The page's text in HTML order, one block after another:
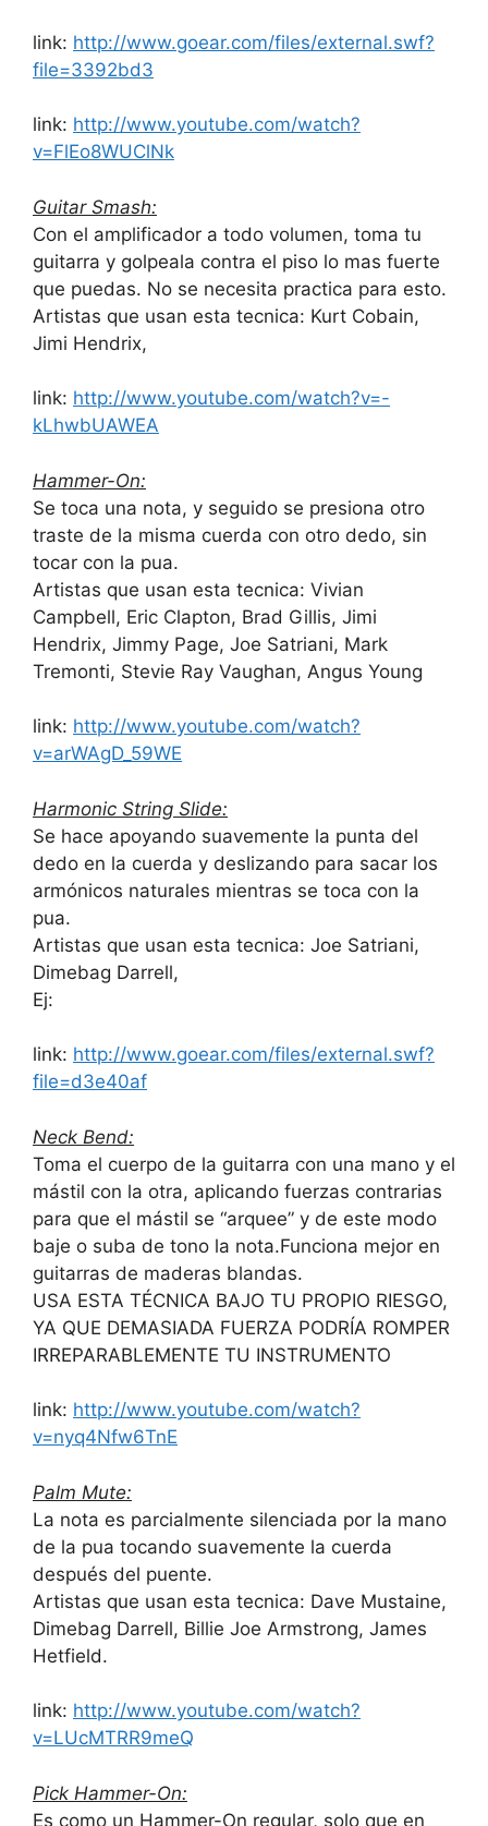
link: http://www.goear.com/files/external.swf?
file=3392bd3
link: http://www.youtube.com/watch?
v=FlEo8WUClNk
Guitar Smash:
Con el amplificador a todo volumen, toma tu
guitarra y golpeala contra el piso lo mas fuerte
que puedas. No se necesita practica para esto.
Artistas que usan esta tecnica: Kurt Cobain,
Jimi Hendrix,
link: http://www.youtube.com/watch?v=-
kLhwbUAWEA
Hammer-On:
Se toca una nota, y seguido se presiona otro
traste de la misma cuerda con otro dedo, sin
tocar con la pua.
Artistas que usan esta tecnica: Vivian
Campbell, Eric Clapton, Brad Gillis, Jimi
Hendrix, Jimmy Page, Joe Satriani, Mark
Tremonti, Stevie Ray Vaughan, Angus Young
link: http://www.youtube.com/watch?
v=arWAgD_59WE
Harmonic String Slide:
Se hace apoyando suavemente la punta del
dedo en la cuerda y deslizando para sacar los
armónicos naturales mientras se toca con la
pua.
Artistas que usan esta tecnica: Joe Satriani,
Dimebag Darrell,
Ej:
link: http://www.goear.com/files/external.swf?
file=d3e40af
Neck Bend:
Toma el cuerpo de la guitarra con una mano y el
mástil con la otra, aplicando fuerzas contrarias
para que el mástil se “arquee” y de este modo
baje o suba de tono la nota.Funciona mejor en
guitarras de maderas blandas.
USA ESTA TÉCNICA BAJO TU PROPIO RIESGO,
YA QUE DEMASIADA FUERZA PODRÍA ROMPER
IRREPARABLEMENTE TU INSTRUMENTO
link: http://www.youtube.com/watch?
v=nyq4Nfw6TnE
Palm Mute:
La nota es parcialmente silenciada por la mano
de la pua tocando suavemente la cuerda
después del puente.
Artistas que usan esta tecnica: Dave Mustaine,
Dimebag Darrell, Billie Joe Armstrong, James
Hetfield.
link: http://www.youtube.com/watch?
v=LUcMTRR9meQ
Pick Hammer-On:
Es como un Hammer-On regular, solo que en